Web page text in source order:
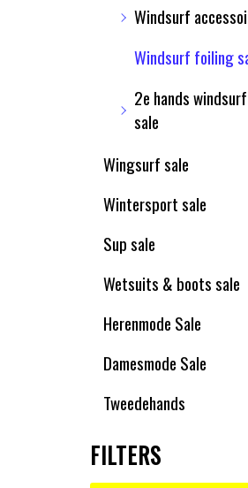
Windsurf
Windsurf foiling
2e hands
sale
Wingsurf sale
Wintersport sale
Sup sale
Wetsuits & boots sale
Herenmode Sale
Damesmode Sale
Tweedehands
FILTERS